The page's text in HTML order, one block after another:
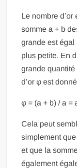
Le nombre
somme a + b
grande est
plus petite. En
grande
d’or φ est
φ = (a + b) / a =
Cela peut
simplement
et que la
également